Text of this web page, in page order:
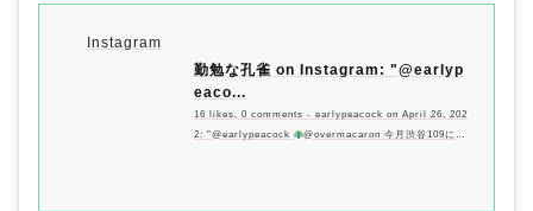
Instagram
勤勉な孔雀 on Instagram: "@earlyp
eaco...
16 likes, 0 comments - earlypeacock on April 26, 202
2: "@earlypeacock
@overmacaron 今月渋谷109にも